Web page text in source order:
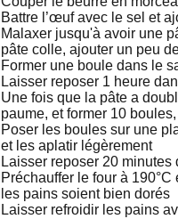
Battre l’œuf avec le sel et
Malaxer jusqu'à avoir une
pâte colle, ajouter un peu
Former une boule dans le
Laisser reposer 1 heure
Une fois que la pâte a
paume, et former 10
Poser les boules sur une
et les aplatir légèrement
Laisser reposer 20
Préchauffer le four à
les pains soient bien dorés
Laisser refroidir les pains